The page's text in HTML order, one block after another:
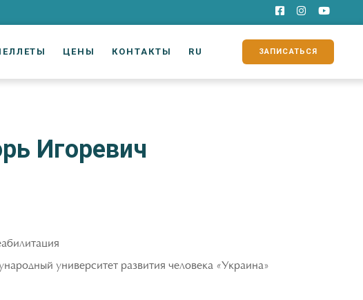
ЦЕНЫ КОНТАКТЫ RU ЗАПИСАТЬСЯ
Игоревич
университет развития человека «Украина»